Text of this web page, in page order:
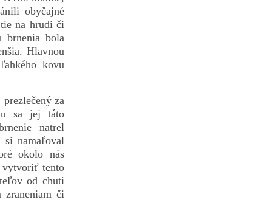
obyčajné
na hrudi či
brnenia bola
Hlavnou
kovu
za
sa jej táto
natrel
si namaľoval
okolo nás
vytvoriť tento
od chuti
či